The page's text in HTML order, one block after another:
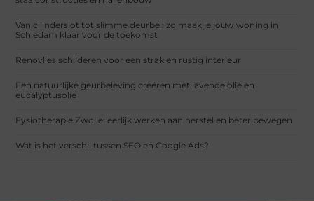
Van cilinderslot tot slimme deurbel: zo maak je jouw woning in
Schiedam klaar voor de toekomst
Renovlies schilderen voor een strak en rustig interieur
Een natuurlijke geurbeleving creëren met lavendelolie en
eucalyptusolie
Fysiotherapie Zwolle: eerlijk werken aan herstel en beter bewegen
Wat is het verschil tussen SEO en Google Ads?